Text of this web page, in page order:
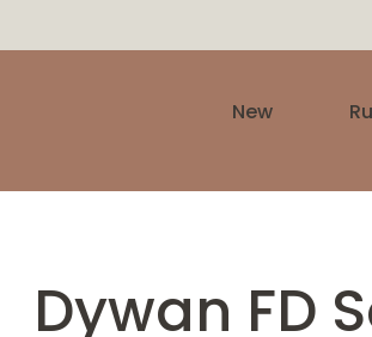
New
Dywan FD